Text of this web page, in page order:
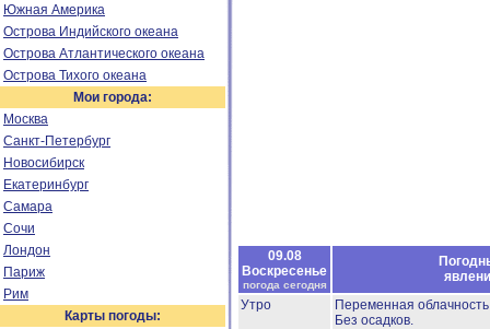
Южная Америка
Острова Индийского океана
Острова Атлантического океана
Острова Тихого океана
Мои города:
Москва
Санкт-Петербург
Новосибирск
Екатеринбург
Самара
Сочи
Лондон
Париж
Рим
Карты погоды:
09.08
Воскресенье
погода сегодня
Утро
Переменная
Без осадков.